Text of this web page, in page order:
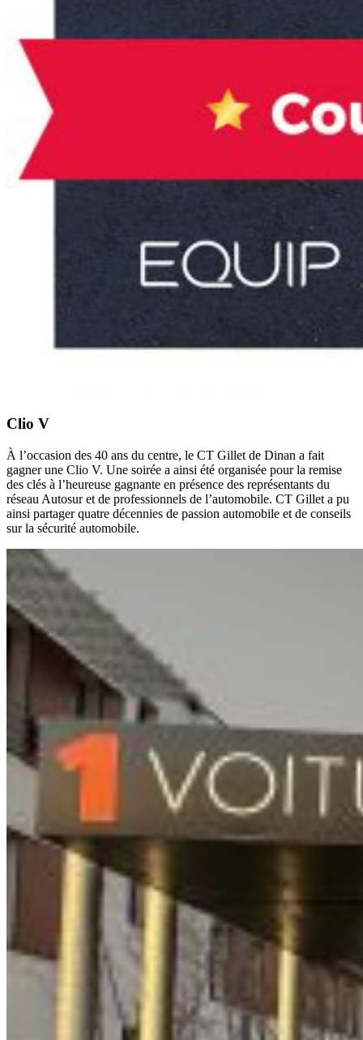
Clio V
À l’occasion des 40 ans du centre, le CT Gillet de Dinan a fait
gagner une Clio V. Une soirée a ainsi été organisée pour la remise
des clés à l’heureuse gagnante en présence des représentants du
réseau Autosur et de professionnels de l’automobile. CT Gillet a pu
ainsi partager quatre décennies de passion automobile et de conseils
sur la sécurité automobile.